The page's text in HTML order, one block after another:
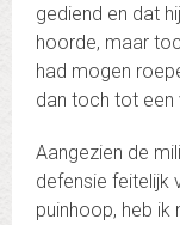
gediend en dat
hoorde, maar
had mogen
dan toch tot een
Aangezien de
defensie feitelijk
puinhoop, heb